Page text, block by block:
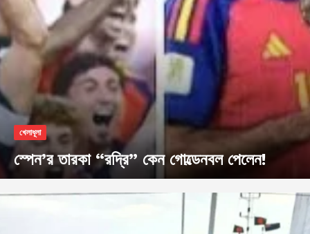
খেলাধূলা
স্পেন’র তারকা “রদ্রি” কেন গোল্ডেনবল পেলেন!